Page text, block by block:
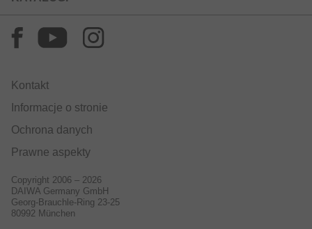
Kontakt
Informacje o stronie
Ochrona danych
Prawne aspekty
Copyright 2006 – 2026
DAIWA Germany GmbH
Georg-Brauchle-Ring 23-25
80992 München